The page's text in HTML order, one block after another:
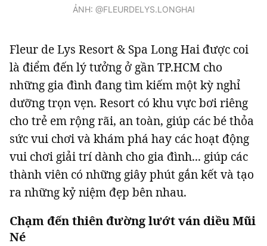
ẢNH: @FLEURDELYS.LONGHAI
Fleur de Lys Resort & Spa Long Hai được coi
là điểm đến lý tưởng ở gần TP.HCM cho
những gia đình đang tìm kiếm một kỳ nghỉ
dưỡng trọn vẹn. Resort có khu vực bơi riêng
cho trẻ em rộng rãi, an toàn, giúp các bé thỏa
sức vui chơi và khám phá hay các hoạt động
vui chơi giải trí dành cho gia đình... giúp các
thành viên có những giây phút gắn kết và tạo
ra những kỷ niệm đẹp bên nhau.
Chạm đến thiên đường lướt ván diều Mũi
Né